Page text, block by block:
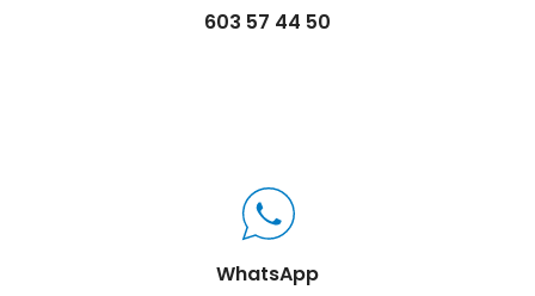
603 57 44 50
WhatsApp